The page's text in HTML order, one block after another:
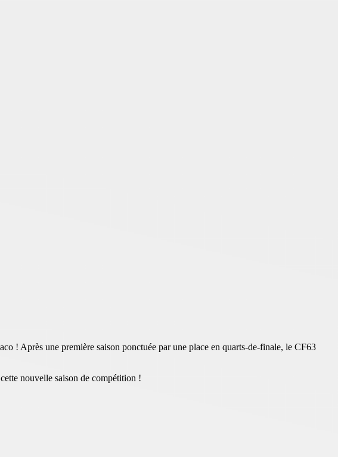
! Après une première saison ponctuée par une place en quarts-de-finale, le CF63
nouvelle saison de compétition !